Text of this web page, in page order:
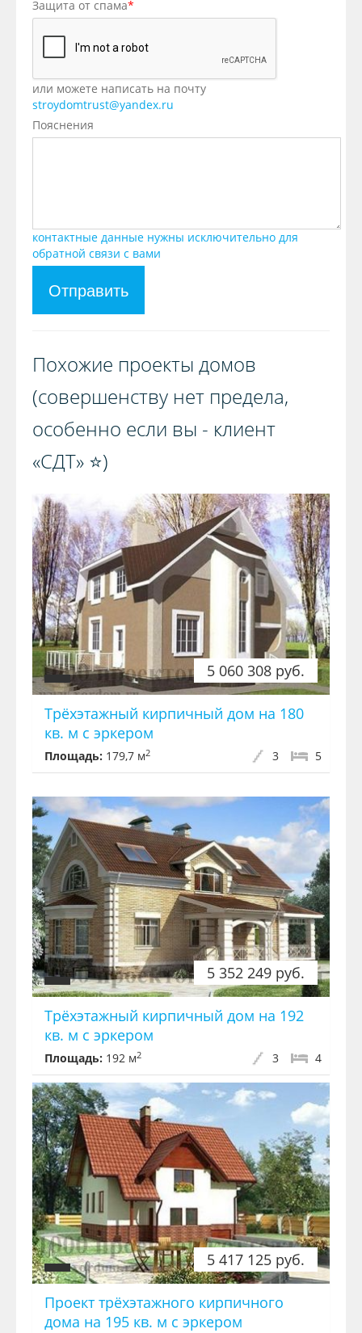
Защита от спама*
или можете написать на почту
stroydomtrust@yandex.ru
Пояснения
контактные данные нужны исключительно для
обратной связи с вами
Отправить
Похожие проекты домов
(совершенству нет предела,
особенно если вы - клиент
«СДТ» ⭐️)️
5 060 308 руб.
Трёхэтажный кирпичный дом на 180
кв. м с эркером
Площадь: 179,7 м2 5
3
5 352 249 руб.
Трёхэтажный кирпичный дом на 192
кв. м с эркером
Площадь: 192 м2 4
3
5 417 125 руб.
Проект трёхэтажного кирпичного
дома на 195 кв. м с эркером